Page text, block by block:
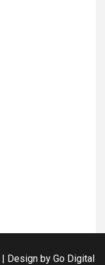
Design by Go Digital